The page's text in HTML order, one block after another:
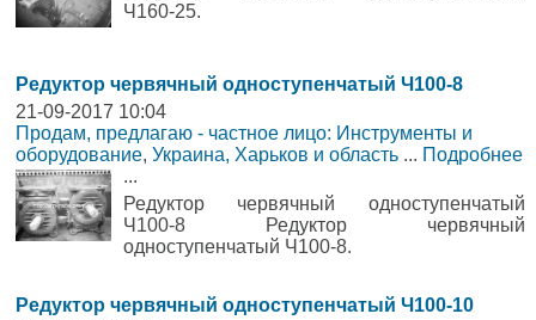
Ч160-25.
Редуктор червячный одноступенчатый Ч100-8
21-09-2017 10:04
Продам, предлагаю - частное лицо: Инструменты и
оборудование, Украина, Харьков и область ... Подробнее
...
Редуктор червячный одноступенчатый
Ч100-8 Редуктор червячный
одноступенчатый Ч100-8.
Редуктор червячный одноступенчатый Ч100-10